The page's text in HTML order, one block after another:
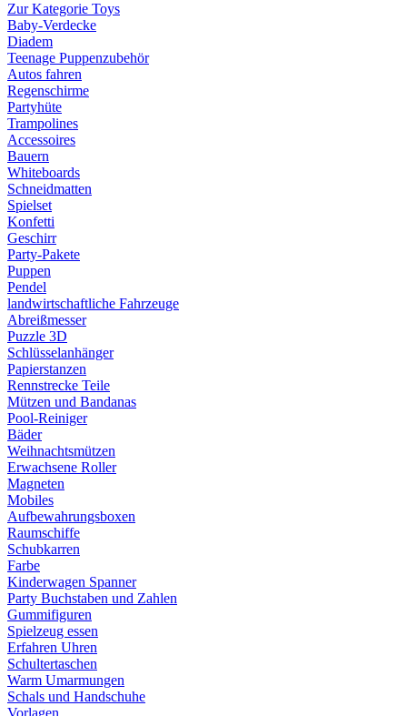
Zur Kategorie Toys
Baby-Verdecke
Diadem
Teenage Puppenzubehör
Autos fahren
Regenschirme
Partyhüte
Trampolines
Accessoires
Bauern
Whiteboards
Schneidmatten
Spielset
Konfetti
Geschirr
Party-Pakete
Puppen
Pendel
landwirtschaftliche Fahrzeuge
Abreißmesser
Puzzle 3D
Schlüsselanhänger
Papierstanzen
Rennstrecke Teile
Mützen und Bandanas
Pool-Reiniger
Bäder
Weihnachtsmützen
Erwachsene Roller
Magneten
Mobiles
Aufbewahrungsboxen
Raumschiffe
Schubkarren
Farbe
Kinderwagen Spanner
Party Buchstaben und Zahlen
Gummifiguren
Spielzeug essen
Erfahren Uhren
Schultertaschen
Warm Umarmungen
Schals und Handschuhe
Vorlagen